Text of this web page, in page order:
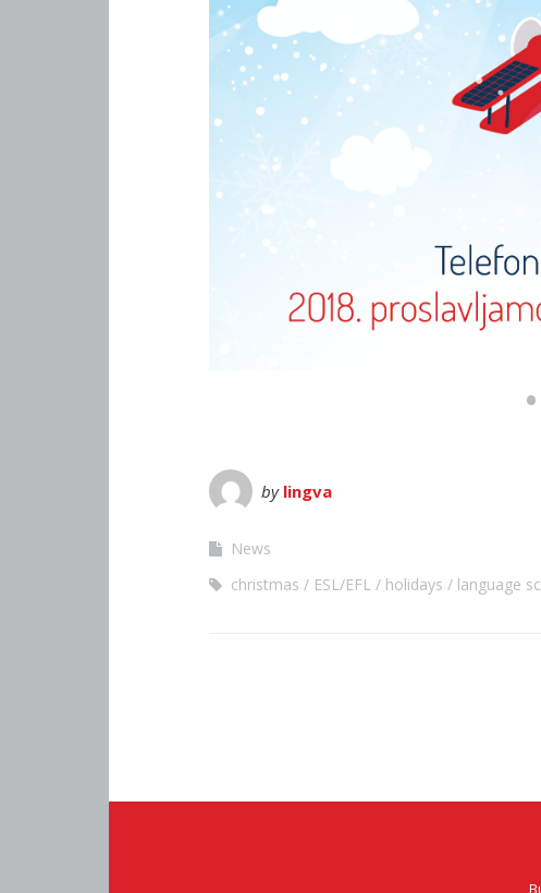
•
by lingva
News
christmas
ESL/EFL holidays language